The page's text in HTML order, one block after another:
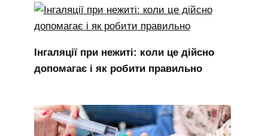
Інгаляції при нежиті: коли це дійсно
допомагає і як робити правильно